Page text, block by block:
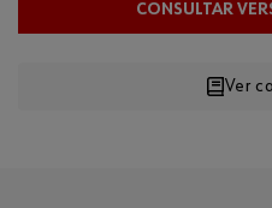
CONSULTAR
Ver